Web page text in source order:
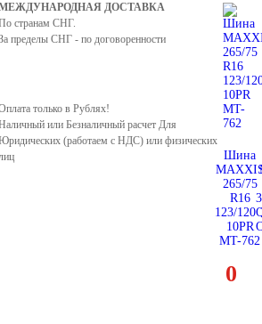
8 9 10 11 12 14
ДОСТАВКА
странам СНГ.
пределы СНГ - по договоренности
только в Рублях!
или Безналичный расчет Для
(работаем с НДС) или физических
Шина
265/75
R16
123/
10PR
MT-762
0